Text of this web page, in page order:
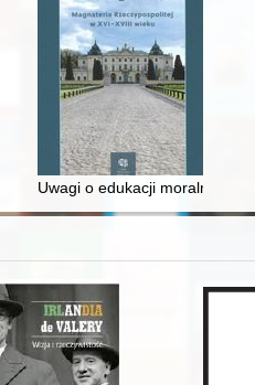
Uwagi o edukacji moralnej